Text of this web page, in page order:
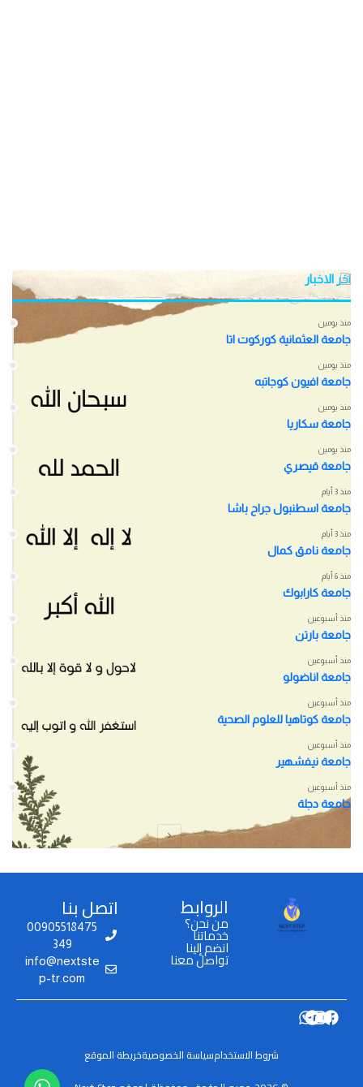
اخر الاخبار
منذ يومين
جامعة العثمانية كوركوت اتا
منذ يومين
جامعة افيون كوجاتبه
منذ يومين
جامعة سكاريا
منذ يومين
جامعة قيصري
منذ 3 أيام
جامعة اسطنبول جراح باشا
منذ 3 أيام
جامعة نامق كمال
منذ 6 أيام
جامعة كارابوك
منذ أسبوعين
جامعة بارتن
منذ أسبوعين
جامعة اناضولو
منذ أسبوعين
جامعة كوتاهيا للعلوم الصحية
منذ أسبوعين
جامعة نيفشهير
منذ أسبوعين
جامعة دجلة
الروابط
من نحن؟
خدماتنا
انضم إلينا
تواصل معنا
اتصل بنا
00905518475
349
info@nextste
p-tr.com
شروط الاستخدامسياسة الخصوصيةخريطة الموقع